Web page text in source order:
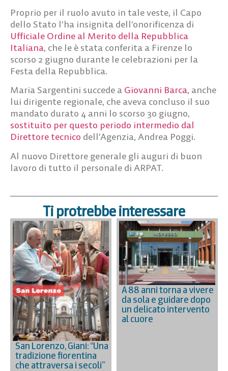
Proprio per il ruolo avuto in tale veste, il Capo
dello Stato l’ha insignita dell’onorificenza di
Ufficiale Ordine al Merito della Repubblica
Italiana, che le è stata conferita a Firenze lo
scorso 2 giugno durante le celebrazioni per la
Festa della Repubblica.
Maria Sargentini succede a Giovanni Barca, anche
lui dirigente regionale, che aveva concluso il suo
mandato durato 4 anni lo scorso 30 giugno,
sostituito per questo periodo intermedio dal
Direttore tecnico dell’Agenzia, Andrea Poggi.
Al nuovo Direttore generale gli auguri di buon
lavoro di tutto il personale di ARPAT.
Ti protrebbe interessare
San Lorenzo, Giani: “Una
tradizione fiorentina
che attraversa i secoli”
A 88 anni torna a vivere
da sola e guidare dopo
un delicato intervento
al cuore